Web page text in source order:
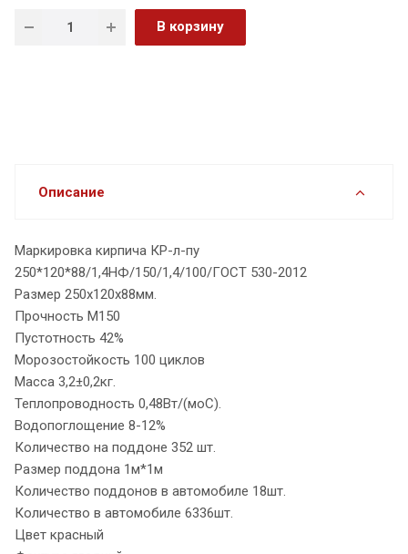
В корзину
Описание
Маркировка кирпича КР-л-пу
250*120*88/1,4НФ/150/1,4/100/ГОСТ 530-2012
Размер 250х120х88мм.
Прочность М150
Пустотность 42%
Морозостойкость 100 циклов
Масса 3,2±0,2кг.
Теплопроводность 0,48Вт/(моС).
Водопоглощение 8-12%
Количество на поддоне 352 шт.
Размер поддона 1м*1м
Количество поддонов в автомобиле 18шт.
Количество в автомобиле 6336шт.
Цвет красный